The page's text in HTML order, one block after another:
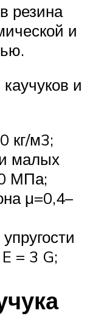
резина
и
и
кг/м3;
малых
МПа;
μ=0,4–
= 3 G;